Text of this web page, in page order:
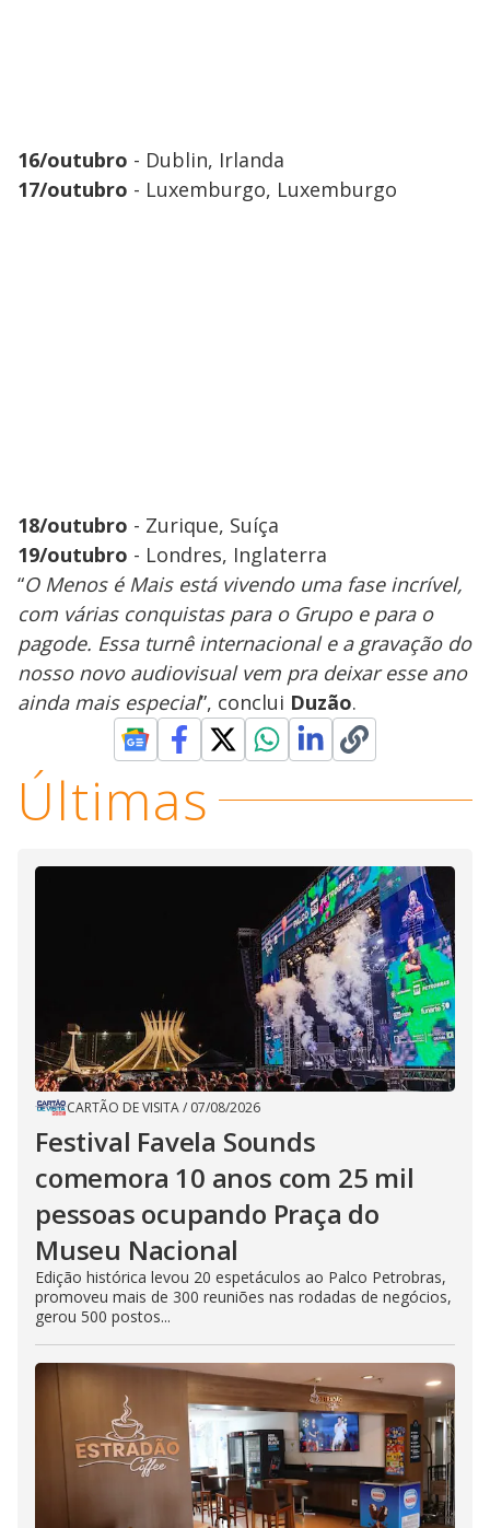
16/outubro - Dublin, Irlanda
17/outubro - Luxemburgo, Luxemburgo
18/outubro - Zurique, Suíça
19/outubro - Londres, Inglaterra
“O Menos é Mais está vivendo uma fase incrível,
com várias conquistas para o Grupo e para o
pagode. Essa turnê internacional e a gravação do
nosso novo audiovisual vem pra deixar esse ano
ainda mais especial”, conclui Duzão.
Últimas
CARTÃO DE VISITA/ 07/08/2026
Festival Favela Sounds
comemora 10 anos com 25 mil
pessoas ocupando Praça do
Museu Nacional
Edição histórica levou 20 espetáculos ao Palco Petrobras,
promoveu mais de 300 reuniões nas rodadas de negócios,
gerou 500 postos...